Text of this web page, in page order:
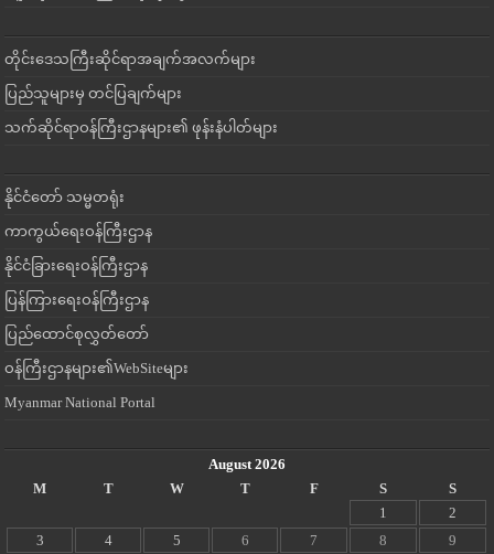
တိုင်းဒေသကြီးဆိုင်ရာအချက်အလက်များ
ပြည်သူများမှ တင်ပြချက်များ
သက်ဆိုင်ရာဝန်ကြီးဌာနများ၏ ဖုန်းနံပါတ်များ
နိုင်ငံတော် သမ္မတရုံး
ကာကွယ်ရေးဝန်ကြီးဌာန
နိုင်ငံခြားရေးဝန်ကြီးဌာန
ပြန်ကြားရေးဝန်ကြီးဌာန
ပြည်ထောင်စုလွှတ်တော်
ဝန်ကြီးဌာနများ၏WebSiteများ
Myanmar National Portal
August 2026
M
T W T F S
S
1
2
3
4 5 6 7 8
9